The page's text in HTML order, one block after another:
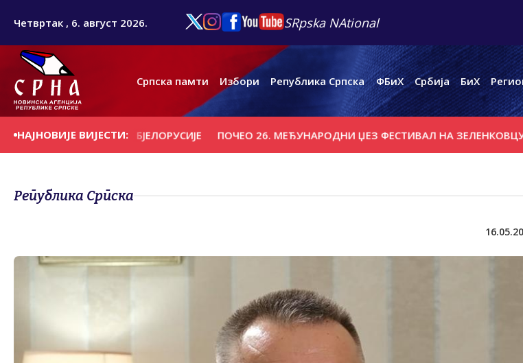
Четвртак , 6. август 2026. SRpska NAtional
Српска памти Избори Република Српска ФБиХ Србија БиХ
НАЈНОВИЈЕ ВИЈЕСТИ:
"ВИТЕБСК" ИЗ БЈЕЛОРУСИЈЕ ПОЧЕО 26. МЕЂУНАРОДНИ ЏЕЗ ФЕСТИВАЛ НА ЗЕЛЕНКОВЦУ
Република Српска